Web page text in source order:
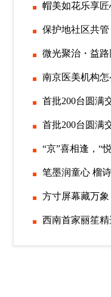
帽美如花乐享
保护地社区共
微光聚治・益
南京医美机构
首批200台圆满
首批200台圆满
“京”喜相逢，“
笔墨润童心 榴
方寸屏幕藏万
西南首家丽笙